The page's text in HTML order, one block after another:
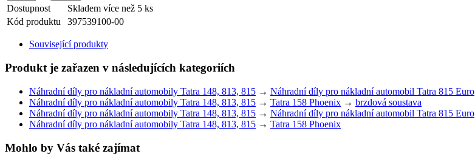
Dostupnost
Skladem více než 5 ks
Kód produktu
397539100-00
Související produkty
Produkt je zařazen v následujících kategoriích
Náhradní díly pro nákladní automobily Tatra 148, 813, 815 → Náhradní díly pro nákladní automobil Tatra 815 Euro
Náhradní díly pro nákladní automobily Tatra 148, 813, 815 → Tatra 158 Phoenix → brzdová soustava
Náhradní díly pro nákladní automobily Tatra 148, 813, 815 → Náhradní díly pro nákladní automobil Tatra 815 Euro
Náhradní díly pro nákladní automobily Tatra 148, 813, 815 → Tatra 158 Phoenix
Mohlo by Vás také zajímat